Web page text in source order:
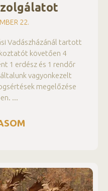
22.
Vadászházánál tartott
követően 4
1 erdész és 1 rendőr
vagyonkezelt
megelőzése